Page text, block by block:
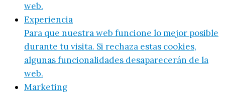
web.
Experiencia
Para que nuestra web funcione lo mejor posible
durante tu visita. Si rechaza estas cookies,
algunas funcionalidades desaparecerán de la
web.
Marketing